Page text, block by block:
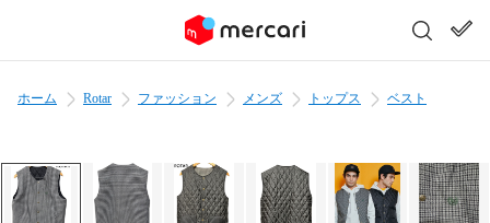
ホーム Rotar ファッション メンズ トップス ベスト